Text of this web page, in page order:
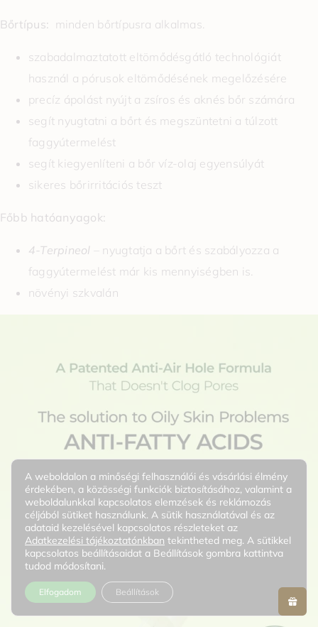
Bőrtípus: minden bőrtípusra alkalmas.
szabadalmaztatott eltömődésgátló technológiát
használ a pórusok eltömődésének megelőzésére
precíz ápolást nyújt a zsíros és aknés bőr számára
segít nyugtatni a bőrt és megszüntetni a túlzott
faggyútermelést
segít kiegyenlíteni a bőr víz-olaj egyensúlyát
sikeres bőrirritációs teszt
Főbb hatóanyagok:
4-Terpineol – nyugtatja a bőrt és szabályozza a
faggyútermelést már kis mennyiségben is.
növényi szkvalán
A weboldalon a minőségi felhasználói és vásárlási élmény
érdekében, a közösségi funkciók biztosításához, valamint a
weboldalunkkal kapcsolatos elemzések és reklámozás
céljából sütiket használunk. A sütik használatával és az
adataid kezelésével kapcsolatos részleteket az
Adatkezelési tájékoztatónkban tekintheted meg. A sütikkel
kapcsolatos beállításaidat a Beállítások gombra kattintva
tudod módosítani.
Elfogadom Beállítások